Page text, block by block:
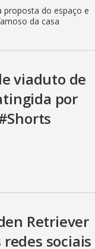
proposta do espaço e
da casa
viaduto de
por
Retriever
sociais